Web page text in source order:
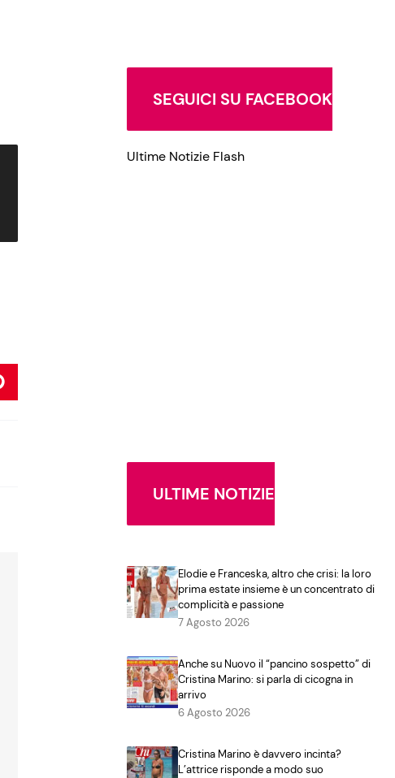
SEGUICI SU FACEBOOK
Ultime Notizie Flash
ULTIME NOTIZIE
Elodie e Franceska, altro che crisi: la loro
prima estate insieme è un concentrato di
complicità e passione
7 Agosto 2026
Anche su Nuovo il “pancino sospetto” di
Cristina Marino: si parla di cicogna in
arrivo
6 Agosto 2026
Cristina Marino è davvero incinta?
L’attrice risponde a modo suo